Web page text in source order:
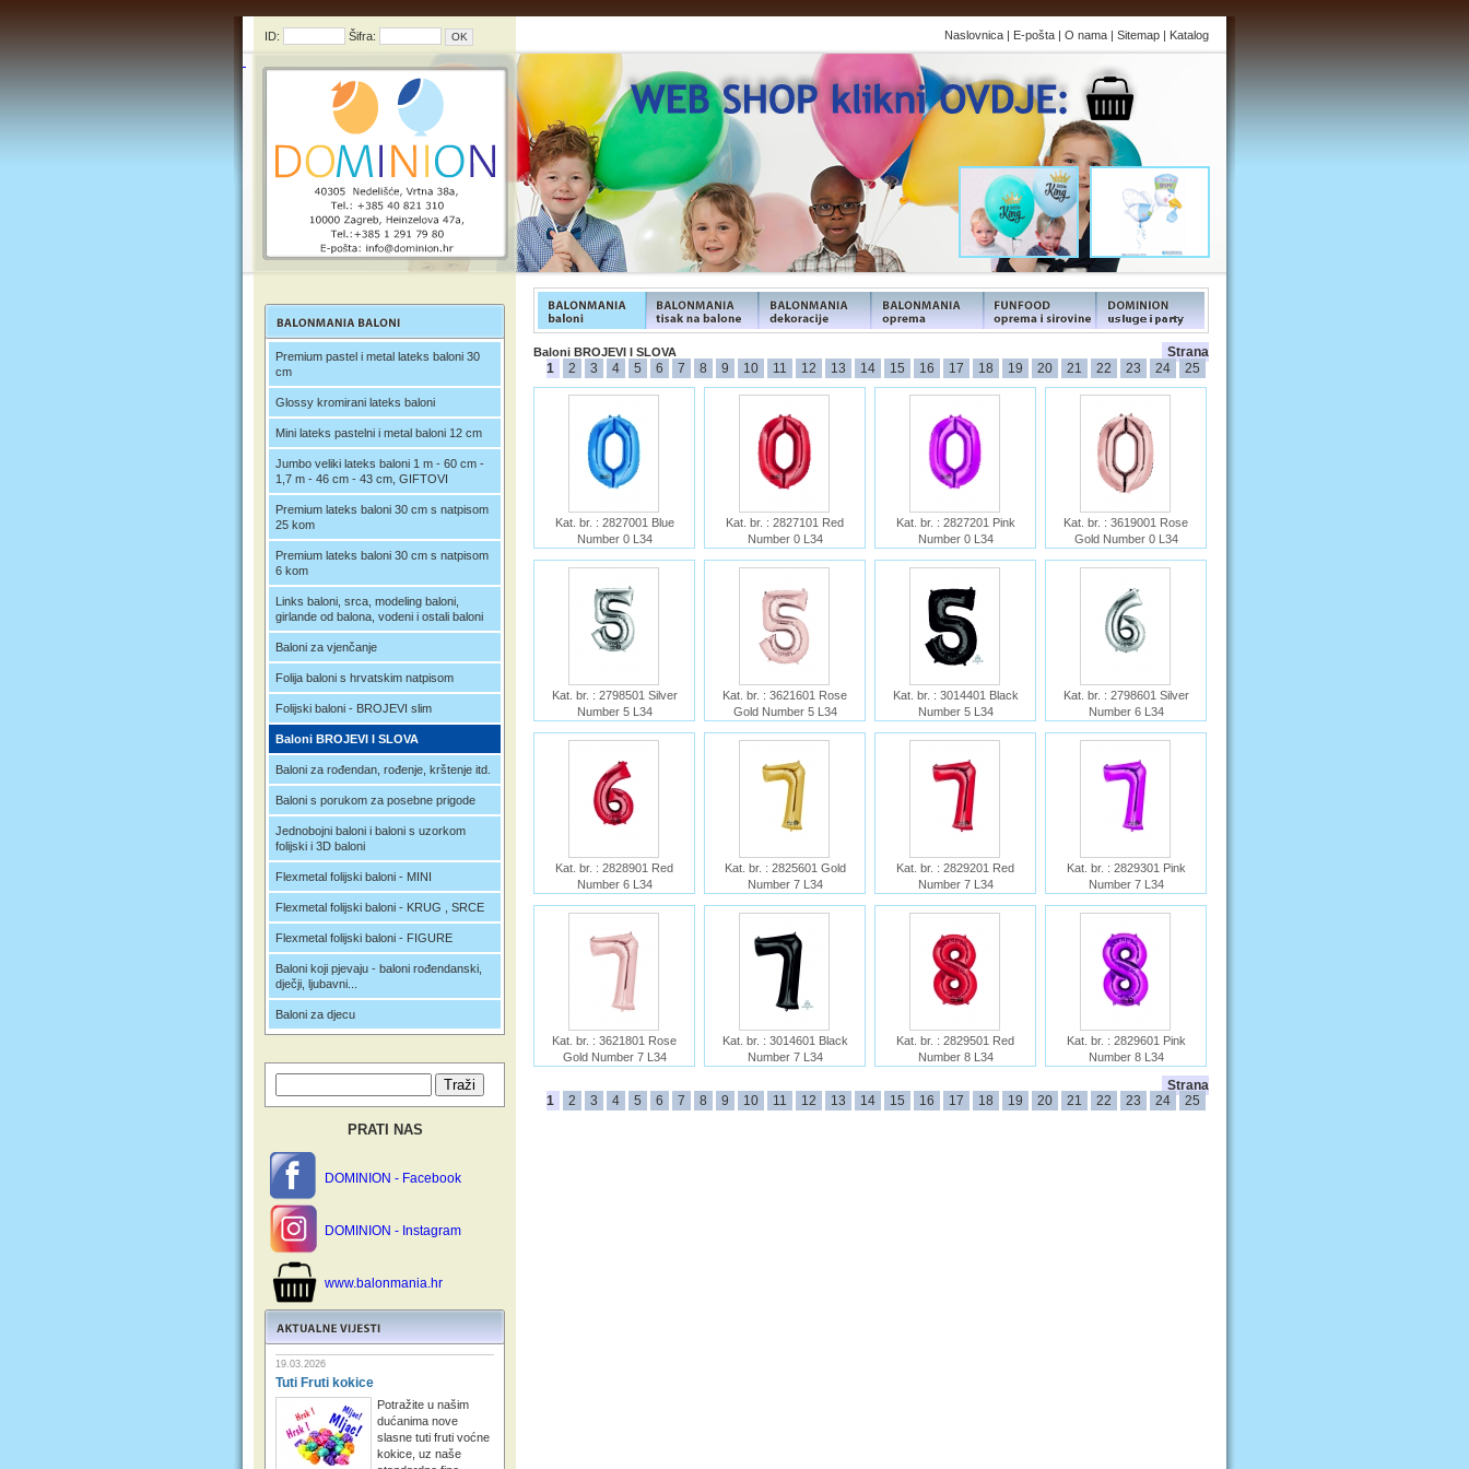
ID: Šifra: Naslovnica | E-pošta | O nama | Sitemap | Katalog
Premium pastel i metal lateks baloni 30
cm
Glossy kromirani lateks baloni
Mini lateks pastelni i metal baloni 12 cm
Jumbo veliki lateks baloni 1 m - 60 cm -
1,7 m - 46 cm - 43 cm, GIFTOVI
Premium lateks baloni 30 cm s natpisom
25 kom
Premium lateks baloni 30 cm s natpisom
6 kom
Links baloni, srca, modeling baloni,
girlande od balona, vodeni i ostali baloni
Baloni za vjenčanje
Folija baloni s hrvatskim natpisom
Folijski baloni - BROJEVI slim
Baloni BROJEVI I SLOVA
Baloni za rođendan, rođenje, krštenje itd.
Baloni s porukom za posebne prigode
Jednobojni baloni i baloni s uzorkom
folijski i 3D baloni
Flexmetal folijski baloni - MINI
Flexmetal folijski baloni - KRUG , SRCE
Flexmetal folijski baloni - FIGURE
Baloni koji pjevaju - baloni rođendanski,
dječji, ljubavni...
Baloni za djecu
PRATI NAS
DOMINION - Facebook
DOMINION - Instagram
www.balonmania.hr
19.03.2026
Tuti Fruti kokice
Potražite u našim
dućanima nove
slasne tuti fruti voćne
kokice, uz naše
FUNFOOD products
Baloni BROJEVI I SLOVA
Strana
1
2 3 4 5 6 7 8 9 10 11 12 13 14 15 16 17 18 19 20 21 22 23 24 25
Kat. br. : 2827001 Blue
Number 0 L34
Kat. br. : 2827101 Red
Number 0 L34
Kat. br. : 2827201 Pink
Number 0 L34
Kat. br. : 3619001 Rose
Gold Number 0 L34
L34
Kat. br. : 2798501 Silver
Number 5 L34
Kat. br. : 3621601 Rose
Gold Number 5 L34
Kat. br. : 3014401 Black
Number 5 L34
Kat. br. : 2798601 Silver
Number 6 L34
Kat. br. : 2828901 Red
Number 6 L34
Kat. br. : 2825601 Gold
Number 7 L34
Kat. br. : 2829201 Red
Number 7 L34
Kat. br. : 2829301 Pink
Number 7 L34
Kat. br. : 3621801 Rose
Gold Number 7 L34
Kat. br. : 3014601 Black
Number 7 L34
Kat. br. : 2829501 Red
Number 8 L34
Kat. br. : 2829601 Pink
Number 8 L34
Strana
1
2 3 4 5 6 7 8 9 10 11 12 13 14 15 16 17 18 19 20 21 22 23 24 25